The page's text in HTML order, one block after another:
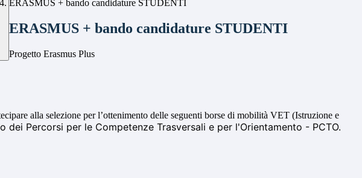
ERASMUS + bando candidature STUDENTI
ERASMUS + bando candidature STUDENTI
Progetto Erasmus Plus
alla selezione per l’ottenimento delle seguenti borse di mobilità VET (Istruzione e
dei Percorsi per le Competenze Trasversali e per l'Orientamento - PCTO.